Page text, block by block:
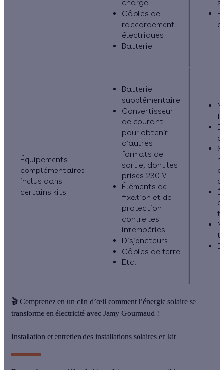
charge
Câbles de
raccordement
électriques
Batterie
Équipements
complémentaires
inclus dans
certains kits
Batterie
supplémentaire
Convertisseur
de courant
pour obtenir
d’autres
formats de
sortie, dont les
prises 230 V
Éléments de
fixation et de
protection
contre les
intempéries
Disjoncteurs
Câbles de terre
Etc.
🎬 Comprenez en un clin d’œil comment l’énergie solaire se
transforme en électricité avec Jamy Gourmaud !
Installation et entretien des installations solaires en kit